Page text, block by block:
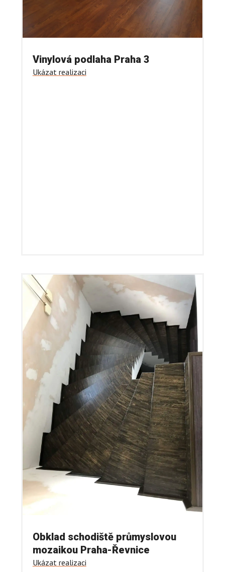
Vinylová podlaha Praha 3
Ukázat realizaci
Obklad schodiště průmyslovou
mozaikou Praha-Řevnice
Ukázat realizaci